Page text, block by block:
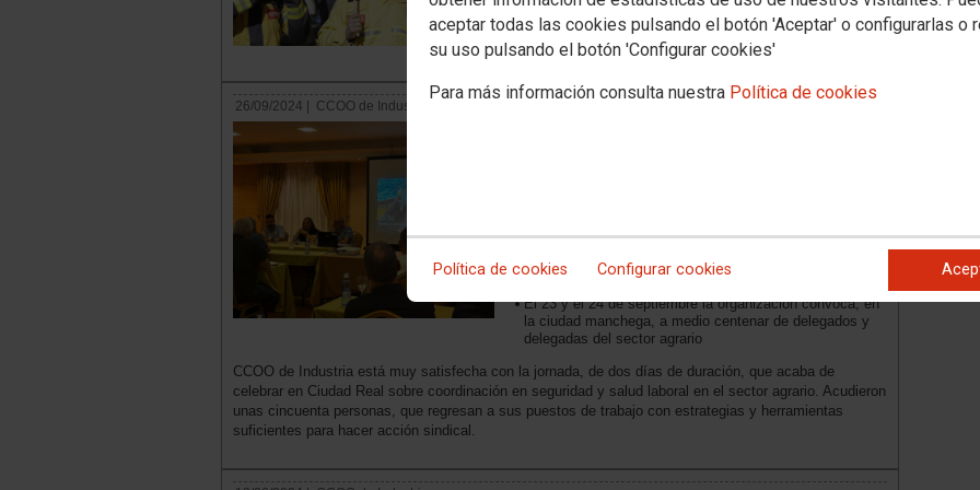
aceptar todas las cookies pulsando el botón 'Aceptar' o configurarlas o
su uso pulsando el botón 'Configurar cookies'
Para más información consulta nuestra Política de cookies
Política de cookies Configurar cookies
de edad de jubilación para los y las
bomberas forestales
26/09/2024 | CCOO de Industria
sindical”
El 23 y el 24 de septiembre la organización convoca, en
la ciudad manchega, a medio centenar de delegados y
delegadas del sector agrario
CCOO de Industria está muy satisfecha con la jornada, de dos días de duración, que acaba de
celebrar en Ciudad Real sobre coordinación en seguridad y salud laboral en el sector agrario. Acudieron
unas cincuenta personas, que regresan a sus puestos de trabajo con estrategias y herramientas
suficientes para hacer acción sindical.